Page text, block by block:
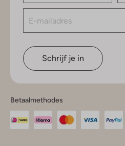
Schrijf je in
Betaalmethodes